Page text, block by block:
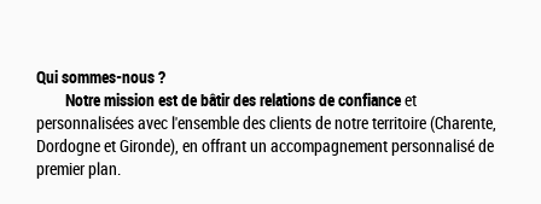
Qui sommes-nous ?
Notre mission est de bâtir des relations de confianceet
personnalisées avec l'ensemble des clients de notre territoire (Charente,
Dordogne et Gironde), en offrant un accompagnement personnalisé de
premier plan.